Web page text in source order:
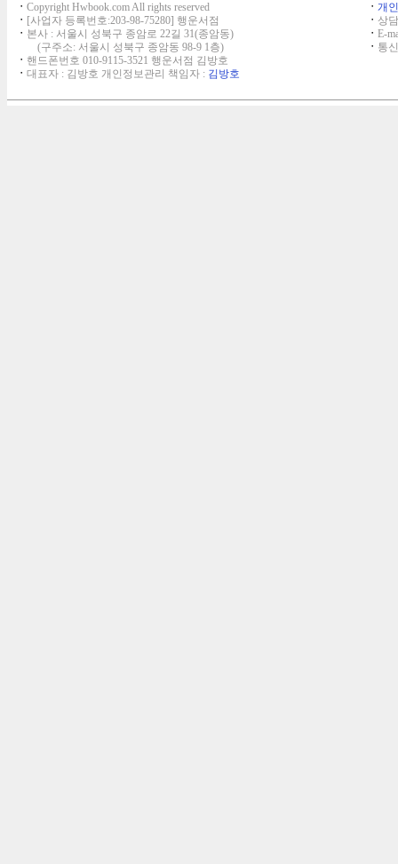
ㆍ Copyright Hwbook.com All rights reserved
ㆍ [사업자 등록번호:203-98-75280] 행운서점
ㆍ 본사 : 서울시 성북구 종암로 22길 31(종암동)
(구주소: 서울시 성북구 종암동 98-9 1층)
ㆍ 핸드폰번호 010-9115-3521 행운서점 김방호
ㆍ 대표자 : 김방호 개인정보관리 책임자 : 김방호
ㆍ 개
ㆍ 상
ㆍ E-
ㆍ 통